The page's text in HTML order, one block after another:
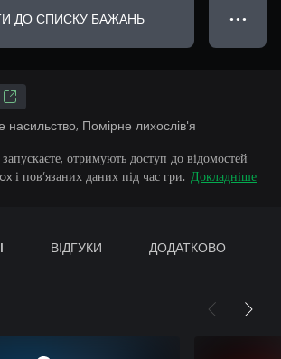
ДО СПИСКУ БАЖАНЬ ● ● ●
насильство, Помірне лихослів'я
отримують доступ до відомостей
і пов’язаних даних під час гри. Докладніше
ВІДГУКИ ДОДАТКОВО